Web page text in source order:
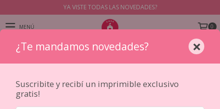
YA VISTE TODAS LAS NOVEDADES?
MENÚ 0
PRODUCTOS
¿Te mandamos novedades? ×
Suscribite y recibí un imprimible exclusivo
gratis!